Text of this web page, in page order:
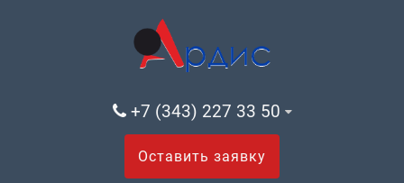
+7 (343) 227 33 50
Оставить заявку